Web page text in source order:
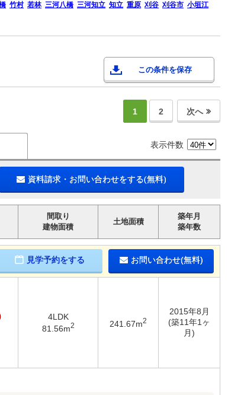
竹村 若林 三河八橋 三河知立 知立 重原 刈谷 刈谷市 小垣江
この条件を保存
1 2 次へ
表示件数
資料請求・お問い合わせをする(無料)
間取り
建物面積
土地面積
築年月
築年数
見学予約をする お問い合わせ(無料)
4LDK
81.56m2 241.67m2
2015年8月
(築11年1ヶ
月)